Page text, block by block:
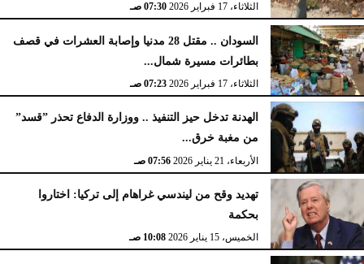
الثلاثاء، 17 فبراير 2026 07:30 صـ
السودان .. مقتل 28 مدنيا وإصابة العشرات في قصف
بطائرات مسيرة شمال...
الثلاثاء، 17 فبراير 2026 07:23 صـ
الهدنة تدخل حيز التنفيذ .. ووزارة الدفاع تحذر ”قسد”
من مغبة خرق...
الأربعاء، 21 يناير 2026 07:56 صـ
تهديد وقح من ليندسي غراهام إلى تركيا: اختاروا
بحكمة
الخميس، 15 يناير 2026 10:08 صـ